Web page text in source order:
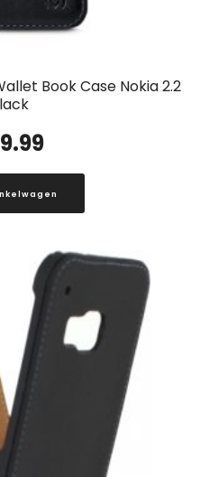
Book Case Nokia 2.2